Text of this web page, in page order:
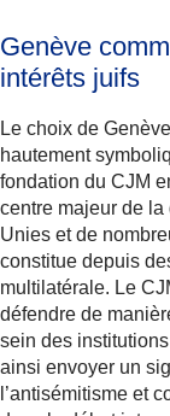
Genève
intérêts juifs
Le choix de
hautement
fondation du CJM
centre majeur de
Unies et de
constitue depuis
multilatérale. Le
défendre de
sein des
ainsi envoyer un
l’antisémitisme et